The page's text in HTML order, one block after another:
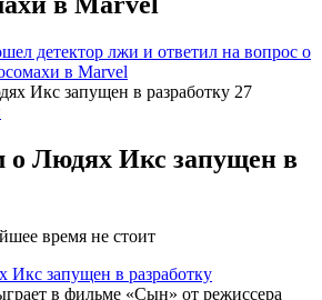
детектор лжи и ответил на вопрос о
в Marvel
Людях Икс запущен в
время не стоит
запущен в разработку